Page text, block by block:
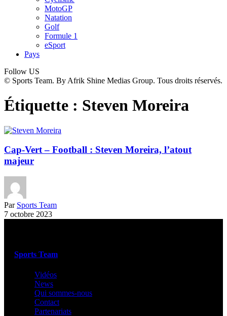
MotoGP
Natation
Golf
Formule 1
eSport
Pays
Follow US
© Sports Team. By Afrik Shine Medias Group. Tous droits réservés.
Étiquette : Steven Moreira
Cap-Vert – Football : Steven Moreira, l’atout
majeur
Par Sports Team
7 octobre 2023
Sports Team
Vidéos
News
Qui sommes-nous
Contact
Partenariats